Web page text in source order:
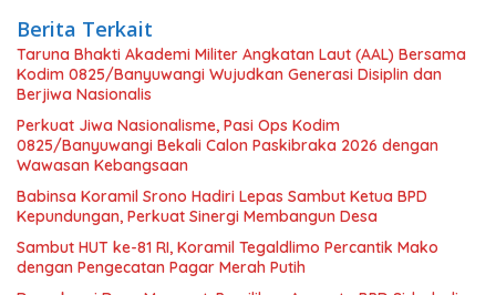
Berita Terkait
Taruna Bhakti Akademi Militer Angkatan Laut (AAL) Bersama
Kodim 0825/Banyuwangi Wujudkan Generasi Disiplin dan
Berjiwa Nasionalis
Perkuat Jiwa Nasionalisme, Pasi Ops Kodim
0825/Banyuwangi Bekali Calon Paskibraka 2026 dengan
Wawasan Kebangsaan
Babinsa Koramil Srono Hadiri Lepas Sambut Ketua BPD
Kepundungan, Perkuat Sinergi Membangun Desa
Sambut HUT ke-81 RI, Koramil Tegaldlimo Percantik Mako
dengan Pengecatan Pagar Merah Putih